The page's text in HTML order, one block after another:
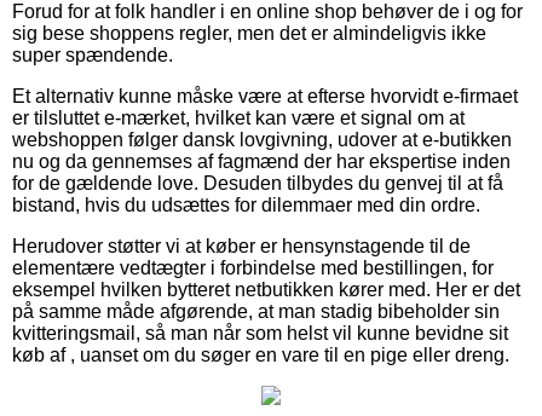
Forud for at folk handler i en online shop behøver de i og for
sig bese shoppens regler, men det er almindeligvis ikke
super spændende.
Et alternativ kunne måske være at efterse hvorvidt e-firmaet
er tilsluttet e-mærket, hvilket kan være et signal om at
webshoppen følger dansk lovgivning, udover at e-butikken
nu og da gennemses af fagmænd der har ekspertise inden
for de gældende love. Desuden tilbydes du genvej til at få
bistand, hvis du udsættes for dilemmaer med din ordre.
Herudover støtter vi at køber er hensynstagende til de
elementære vedtægter i forbindelse med bestillingen, for
eksempel hvilken bytteret netbutikken kører med. Her er det
på samme måde afgørende, at man stadig bibeholder sin
kvitteringsmail, så man når som helst vil kunne bevidne sit
køb af , uanset om du søger en vare til en pige eller dreng.